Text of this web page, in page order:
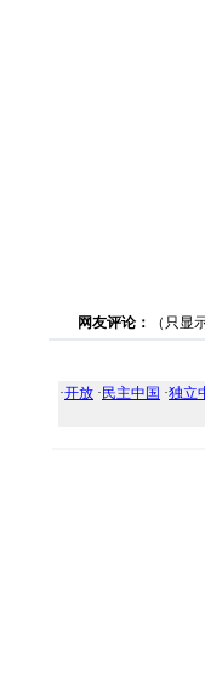
网友评论： （只显
·开放 · 民主中国 ·独立